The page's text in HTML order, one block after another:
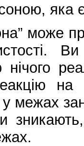
може
межах